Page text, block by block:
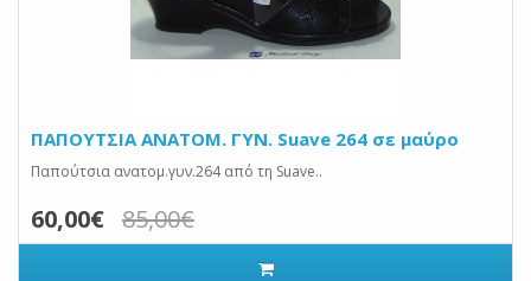
ΠΑΠΟΥΤΣΙΑ ANATOM. ΓΥΝ. Suave 264 σε μαύρο
Παπούτσια ανατομ.γυν.264 από τη Suave..
60,00€ 85,00€